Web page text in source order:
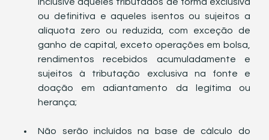
ou definitiva e aqueles isentos ou sujeitos a
alíquota zero ou reduzida, com exceção de
ganho de capital, exceto operações em bolsa,
rendimentos recebidos acumuladamente e
sujeitos à tributação exclusiva na fonte e
doação em adiantamento da legítima ou
herança;
Não serão incluídos na base de cálculo do